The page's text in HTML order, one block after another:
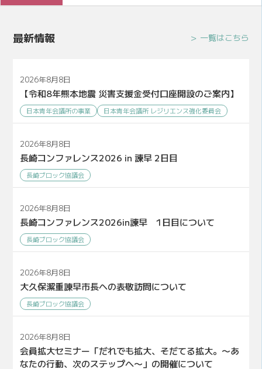
最新情報 一覧はこちら
2026年8月8日
【令和8年熊本地震 災害支援金受付口座開設のご案内】
日本青年会議所の事業 日本青年会議所 レジリエンス強化委員会
2026年8月8日
長崎コンファレンス2026 in 諫早 2日目
長崎ブロック協議会
2026年8月8日
長崎コンファレンス2026in諫早 1日目について
長崎ブロック協議会
2026年8月8日
大久保潔重諌早市長への表敬訪問について
長崎ブロック協議会
2026年8月8日
会員拡大セミナー「だれでも拡大、そだてる拡大。〜あ
なたの行動、次のステップへ〜」の開催について